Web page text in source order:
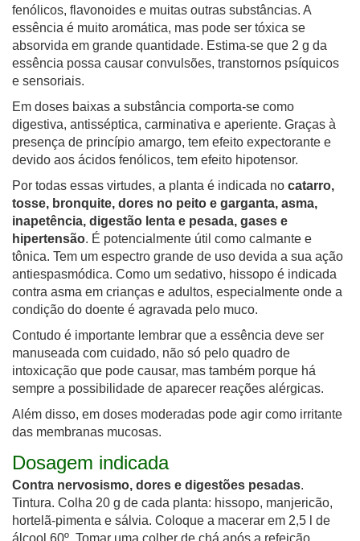
fenólicos, flavonoides e muitas outras substâncias. A
essência é muito aromática, mas pode ser tóxica se
absorvida em grande quantidade. Estima-se que 2 g da
essência possa causar convulsões, transtornos psíquicos
e sensoriais.
Em doses baixas a substância comporta-se como
digestiva, antisséptica, carminativa e aperiente. Graças à
presença de princípio amargo, tem efeito expectorante e
devido aos ácidos fenólicos, tem efeito hipotensor.
Por todas essas virtudes, a planta é indicada no catarro,
tosse, bronquite, dores no peito e garganta, asma,
inapetência, digestão lenta e pesada, gases e
hipertensão. É potencialmente útil como calmante e
tônica. Tem um espectro grande de uso devida a sua ação
antiespasmódica. Como um sedativo, hissopo é indicada
contra asma em crianças e adultos, especialmente onde a
condição do doente é agravada pelo muco.
Contudo é importante lembrar que a essência deve ser
manuseada com cuidado, não só pelo quadro de
intoxicação que pode causar, mas também porque há
sempre a possibilidade de aparecer reações alérgicas.
Além disso, em doses moderadas pode agir como irritante
das membranas mucosas.
Dosagem indicada
Contra nervosismo, dores e digestões pesadas.
Tintura. Colha 20 g de cada planta: hissopo, manjericão,
hortelã-pimenta e sálvia. Coloque a macerar em 2,5 l de
álcool 60º. Tomar uma colher de chá após a refeição.